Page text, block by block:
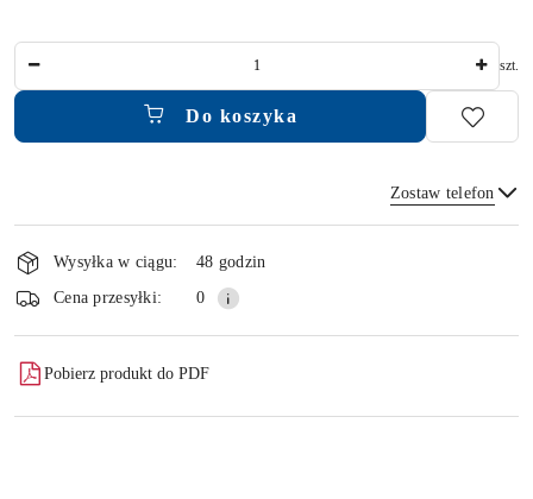
szt.
Do koszyka
Zostaw telefon
Wyślij
Dostępność
i
dostawa
Wysyłka w ciągu:
48 godzin
Cena przesyłki:
0
Pobierz produkt do PDF